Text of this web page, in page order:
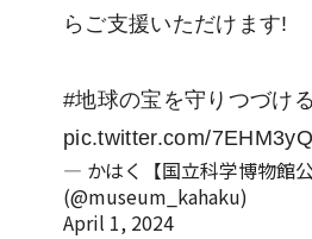
らご支援いただけます!
#地球の宝を守りつづける
pic.twitter.com/
— かはく【国立科学博物館公
(@museum_kahaku)
April 1, 2024